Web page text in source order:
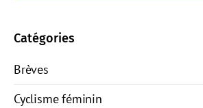
Catégories
Brèves
Cyclisme féminin